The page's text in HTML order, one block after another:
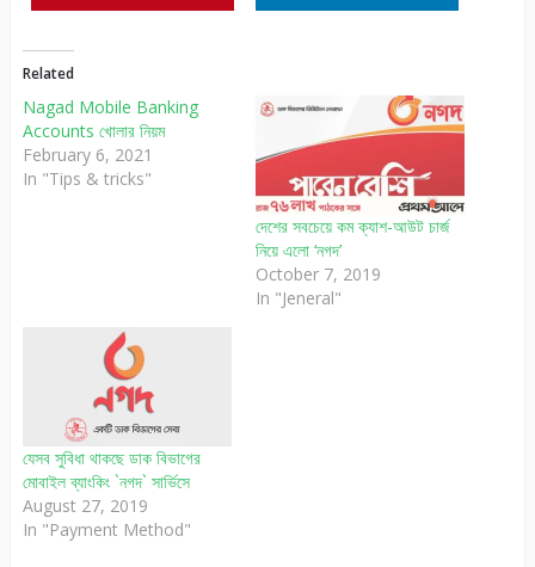
Related
Nagad Mobile Banking
Accounts খোলার নিয়ম
February 6, 2021
In "Tips & tricks"
দেশের সবচেয়ে কম ক্যাশ-আউট চার্জ
নিয়ে এলো ‘নগদ’
October 7, 2019
In "Jeneral"
যেসব সুবিধা থাকছে ডাক বিভাগের
মোবাইল ব্যাংকিং `নগদ` সার্ভিসে
August 27, 2019
In "Payment Method"